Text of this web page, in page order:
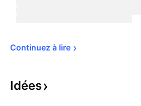
Continuez à lire
Idées